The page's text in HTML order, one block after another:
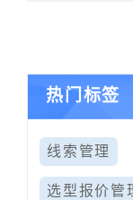
热门标签
线索管理
选型报价管